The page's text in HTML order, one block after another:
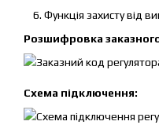
Функція захисту від
Розшифровка
Схема підключення: